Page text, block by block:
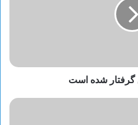
گرفتار شده است